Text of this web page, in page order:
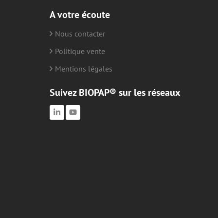
A votre écoute
Nous contacter
Politique vente
Mentions légales
Suivez BIOPAP® sur les réseaux